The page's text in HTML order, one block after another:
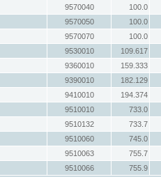
9570040
100.0
9570050
100.0
9570070
100.0
9530010
109.617
9360010
159.333
9390010
182.129
9410010
194.374
9510010
733.0
9510132
733.7
9510060
745.0
9510063
755.7
9510066
755.9